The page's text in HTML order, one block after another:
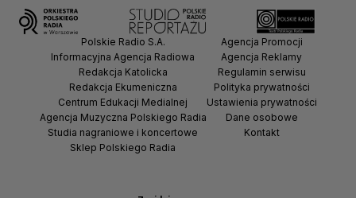
Polskie Radio S.A.
Informacyjna Agencja Radiowa
Redakcja Katolicka
Redakcja Ekumeniczna
Centrum Edukacji Medialnej
Agencja Muzyczna Polskiego Radia
Studia nagraniowe i koncertowe
Sklep Polskiego Radia
Agencja Promocji
Agencja Reklamy
Regulamin serwisu
Polityka prywatności
Ustawienia prywatności
Dane osobowe
Kontakt